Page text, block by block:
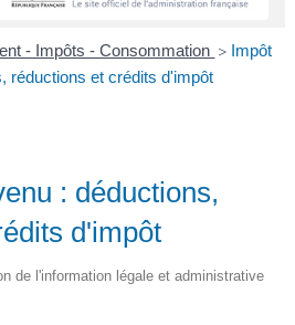
R
- Impôts - Consommation > Impôt
réductions et crédits d'impôt
: déductions,
d'impôt
de l'information légale et administrative